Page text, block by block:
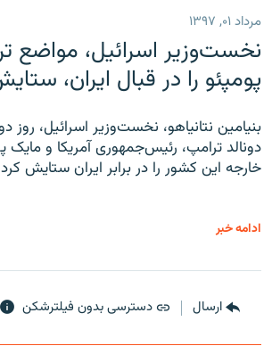
مرداد ۰۱, ۱۳۹۷
نخست‌وزیر اسرائیل، مواضع
پومپئو را در قبال ایران،
بنیامین نتانیاهو، نخست‌وزیر اسرائیل،
دونالد ترامپ، رئیس‌جمهوری آمریکا و مایک
خارجه این کشور را در برابر ایران ستایش
ادامه خبر
ارسال دسترسی بدون فیلترشکن